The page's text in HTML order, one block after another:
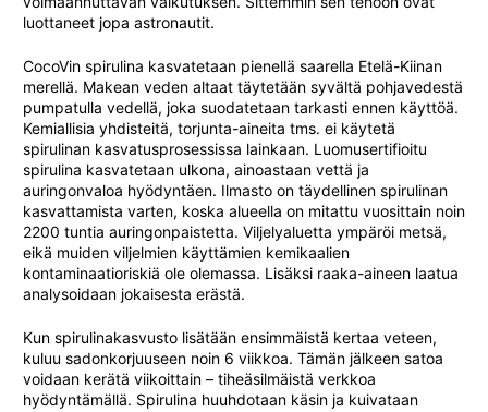
luottaneet jopa astronautit.
CocoVin spirulina kasvatetaan pienellä saarella Etelä-Kiinan
merellä. Makean veden altaat täytetään syvältä pohjavedestä
pumpatulla vedellä, joka suodatetaan tarkasti ennen käyttöä.
Kemiallisia yhdisteitä, torjunta-aineita tms. ei käytetä
spirulinan kasvatusprosessissa lainkaan. Luomusertifioitu
spirulina kasvatetaan ulkona, ainoastaan vettä ja
auringonvaloa hyödyntäen. Ilmasto on täydellinen spirulinan
kasvattamista varten, koska alueella on mitattu vuosittain noin
2200 tuntia auringonpaistetta. Viljelyaluetta ympäröi metsä,
eikä muiden viljelmien käyttämien kemikaalien
kontaminaatioriskiä ole olemassa. Lisäksi raaka-aineen laatua
analysoidaan jokaisesta erästä.
Kun spirulinakasvusto lisätään ensimmäistä kertaa veteen,
kuluu sadonkorjuuseen noin 6 viikkoa. Tämän jälkeen satoa
voidaan kerätä viikoittain – tiheäsilmäistä verkkoa
hyödyntämällä. Spirulina huuhdotaan käsin ja kuivataan